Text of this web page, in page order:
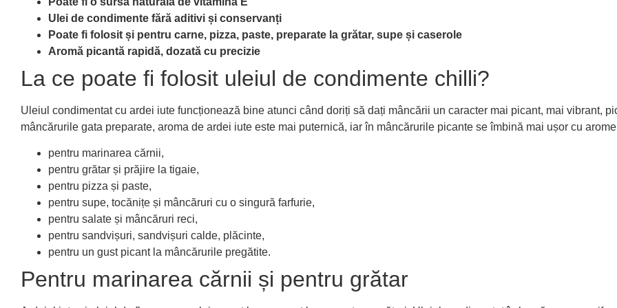
Ulei de condimente fără aditivi și conservanți
Poate fi folosit și pentru carne, pizza, paste, preparate la grătar, supe și caserole
Aromă picantă rapidă, dozată cu precizie
La ce poate fi folosit uleiul de condimente chilli?
Uleiul condimentat cu ardei iute funcționează bine atunci când doriți să dați mâncării un caracter mai picant, mai vibrant,
mâncărurile gata preparate, aroma de ardei iute este mai puternică, iar în mâncărurile picante se îmbină mai ușor cu
pentru marinarea cărnii,
pentru grătar și prăjire la tigaie,
pentru pizza și paste,
pentru supe, tocănițe și mâncăruri cu o singură farfurie,
pentru salate și mâncăruri reci,
pentru sandvișuri, sandvișuri calde, plăcinte,
pentru un gust picant la mâncărurile pregătite.
Pentru marinarea cărnii și pentru grătar